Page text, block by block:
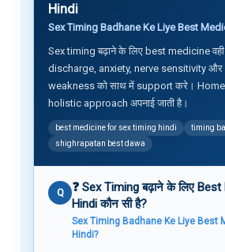
Hindi
Sex Timing Badhane Ke Liye Best
Sex timing बढ़ाने के लिए best medicine वही
discharge, anxiety, nerve sensitivity और
weakness को साथ में support करे।
holistic approach अपनाई जाती है।
best medicine for sex timing hindi
timing
shighrapatan best dawa
Q
❓ Sex Timing बढ़ाने के लिए
Hindi कौन सी है?
Sex Timing Badhane Ke Liye Best
Hindi?